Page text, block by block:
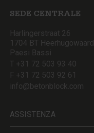
SEDE CENTRALE
Harlingerstraat 26
1704 BT Heerhugowaard
Paesi Bassi
T +31 72 503 93 40
F +31 72 503 92 61
info@betonblock.com
ASSISTENZA